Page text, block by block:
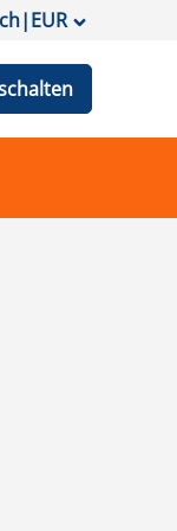
|EUR